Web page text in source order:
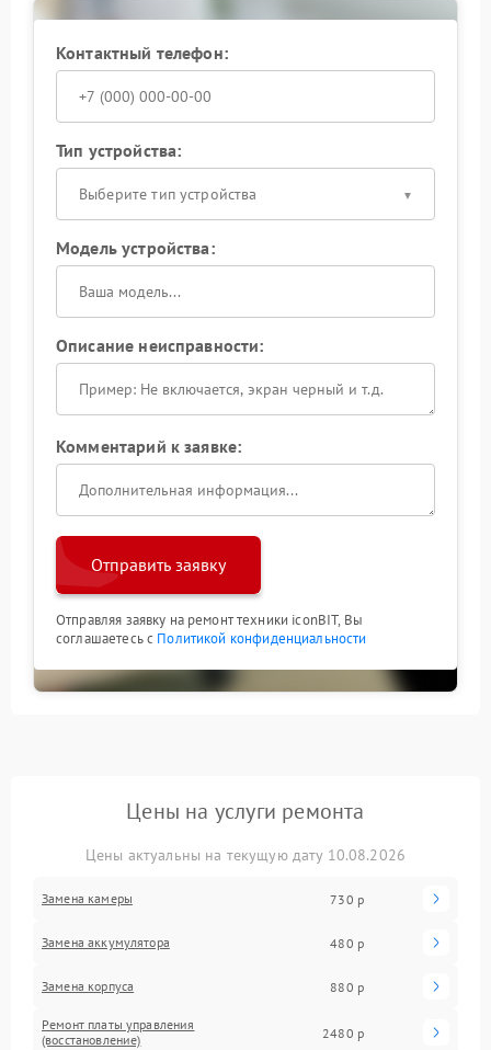
Контактный телефон:
Тип устройства:
Выберите тип устройства
Модель устройства:
Описание неисправности:
Комментарий к заявке:
Отправить заявку
Отправляя заявку на ремонт техники iconBIT, Вы
соглашаетесь с Политикой конфиденциальности
Цены на услуги ремонта
Цены актуальны на текущую дату 10.08.2026
Замена камеры 730 р
Замена аккумулятора 480 р
Замена корпуса 880 р
Ремонт платы управления
(восстановление)
2480 р